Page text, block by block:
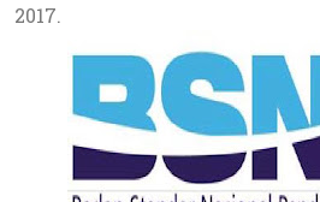
2017.